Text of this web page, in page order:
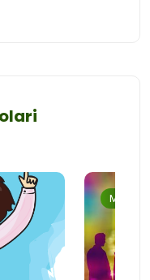
Musica